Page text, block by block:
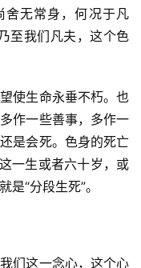
舍无常身，何况于凡
至我们凡夫，这个色
使生命永垂不朽。也
作一些善事，多作一
是会死。色身的死亡
一生或者六十岁，或
“分段生死”。
们这一念心，这个心